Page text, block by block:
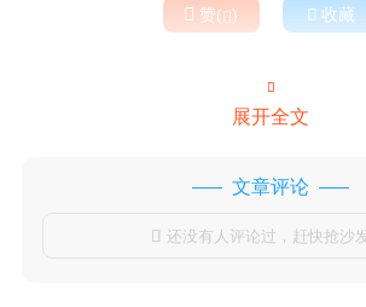
 赞()  收藏

展开全文
文章评论
 还没有人评论过，赶快抢沙